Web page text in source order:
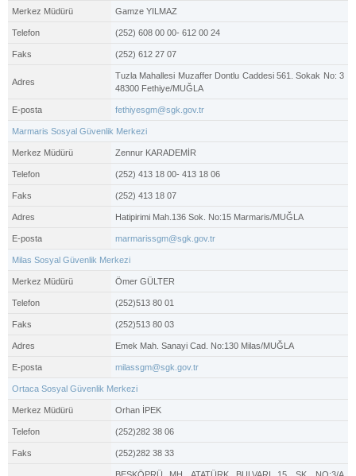
Merkez Müdürü Gamze YILMAZ
Telefon (252) 608 00 00- 612 00 24
Faks (252) 612 27 07
Adres
Tuzla Mahallesi Muzaffer Dontlu Caddesi 561. Sokak No: 3
48300 Fethiye/MUĞLA
E-posta fethiyesgm@sgk.gov.tr
Marmaris Sosyal Güvenlik Merkezi
Merkez Müdürü Zennur KARADEMİR
Telefon (252) 413 18 00- 413 18 06
Faks (252) 413 18 07
Adres Hatipirimi Mah.136 Sok. No:15 Marmaris/MUĞLA
E-posta marmarissgm@sgk.gov.tr
Milas Sosyal Güvenlik Merkezi
Merkez Müdürü Ömer GÜLTER
Telefon (252)513 80 01
Faks (252)513 80 03
Adres Emek Mah. Sanayi Cad. No:130 Milas/MUĞLA
E-posta milassgm@sgk.gov.tr
Ortaca Sosyal Güvenlik Merkezi
Merkez Müdürü Orhan İPEK
Telefon (252)282 38 06
Faks (252)282 38 33